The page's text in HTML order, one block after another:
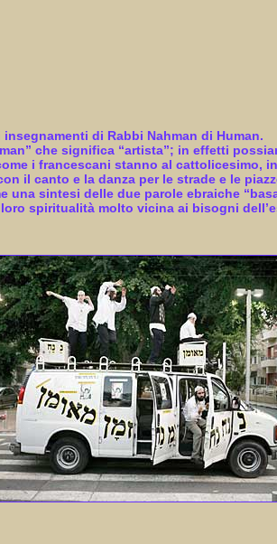
di Rabbi Nahman di Human.
che significa “artista”; in effetti
i francescani stanno al cattolicesimo,
il canto e la danza per le strade e le
una sintesi delle due parole ebraiche
spiritualità molto vicina ai bisogni